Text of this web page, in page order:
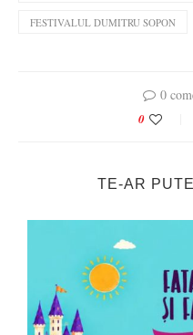
FESTIVALUL DUMITRU SOPON
0
0
TE-AR